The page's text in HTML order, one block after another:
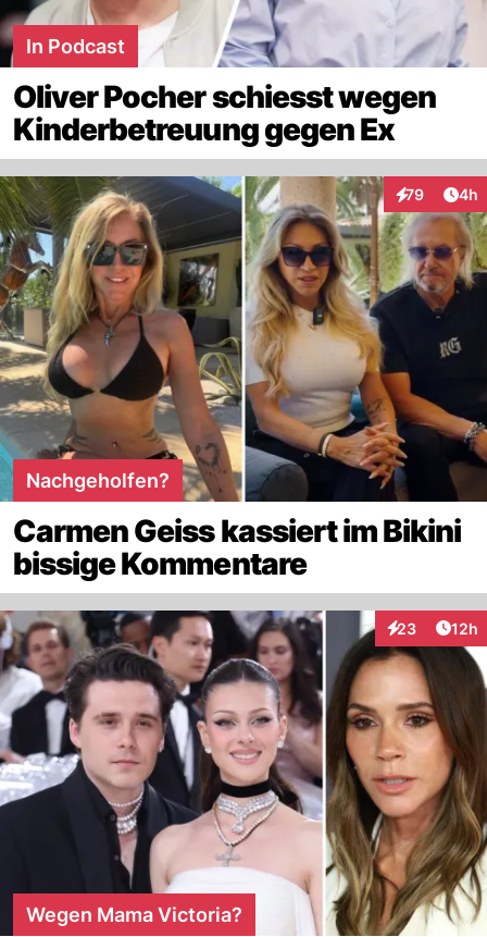
In Podcast
Oliver Pocher schiesst wegen
Kinderbetreuung gegen Ex
79
Interaktionen
4h
Nachgeholfen?
Carmen Geiss kassiert im Bikini
bissige Kommentare
23
Interaktionen
12h
Wegen Mama Victoria?